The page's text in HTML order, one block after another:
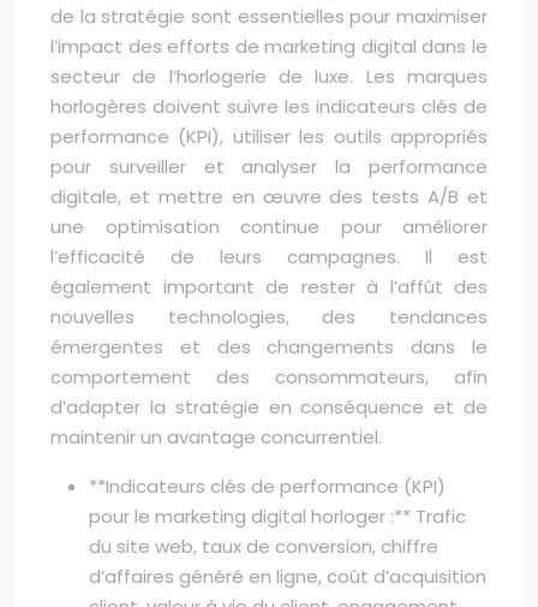
de la stratégie sont essentielles pour maximiser
l’impact des efforts de marketing digital dans le
secteur de l’horlogerie de luxe. Les marques
horlogères doivent suivre les indicateurs clés de
performance (KPI), utiliser les outils appropriés
pour surveiller et analyser la performance
digitale, et mettre en œuvre des tests A/B et
une optimisation continue pour améliorer
l’efficacité de leurs campagnes. Il est
également important de rester à l’affût des
nouvelles technologies, des tendances
émergentes et des changements dans le
comportement des consommateurs, afin
d’adapter la stratégie en conséquence et de
maintenir un avantage concurrentiel.
**Indicateurs clés de performance (KPI)
pour le marketing digital horloger :** Trafic
du site web, taux de conversion, chiffre
d’affaires généré en ligne, coût d’acquisition